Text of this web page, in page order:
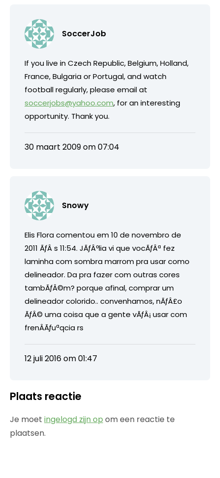
SoccerJob
If you live in Czech Republic, Belgium, Holland,
France, Bulgaria or Portugal, and watch
football regularly, please email at
soccerjobs@yahoo.com, for an interesting
opportunity. Thank you.
30 maart 2009 om 07:04
Snowy
Elis Flora comentou em 10 de novembro de
2011 ÃƒÂ s 11:54. JÃƒÂºlia vi que vocÃƒÂª fez
laminha com sombra marrom pra usar como
delineador. Da pra fazer com outras cores
tambÃƒÂ©m? porque afinal, comprar um
delineador colorido.. convenhamos, nÃƒÂ£o
ÃƒÂ© uma coisa que a gente vÃƒÂ¡ usar com
frenÂÃƒuªqcia rs
12 juli 2016 om 01:47
Plaats reactie
Je moet ingelogd zijn op om een reactie te
plaatsen.